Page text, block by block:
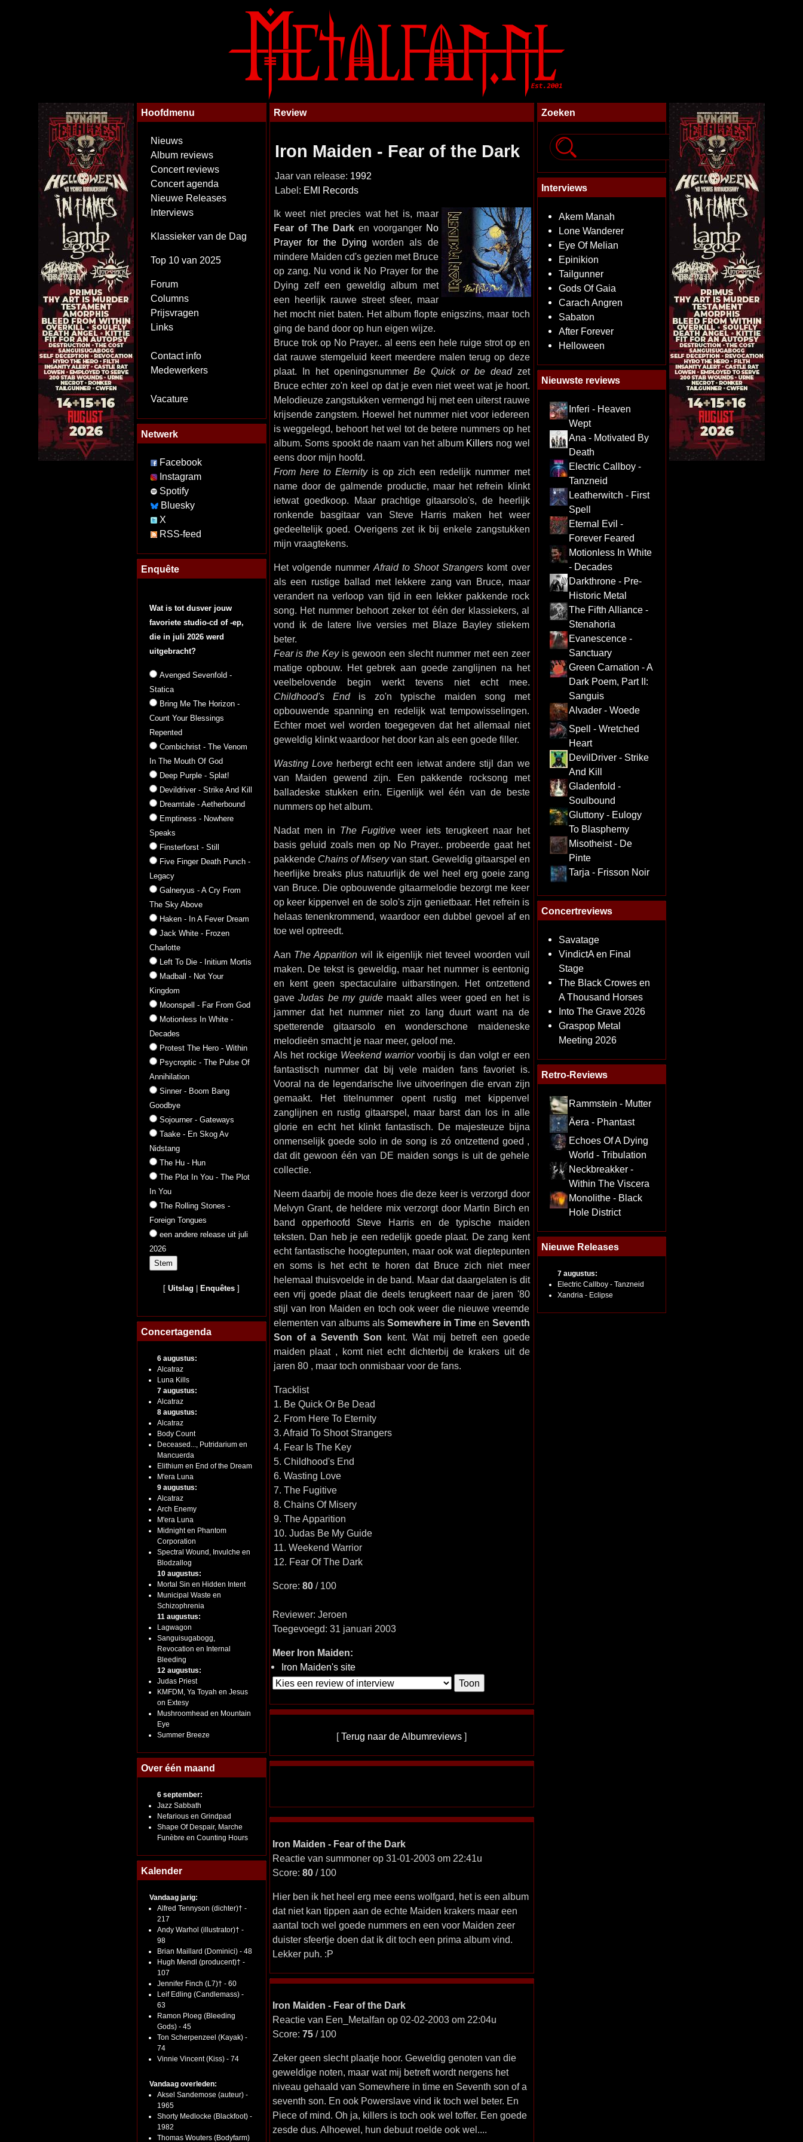
Hoofdmenu
Nieuws
Album reviews
Concert reviews
Concert agenda
Nieuwe Releases
Interviews
Klassieker van de Dag
Top 10 van 2025
Forum
Columns
Prijsvragen
Links
Contact info
Medewerkers
Vacature
Netwerk
Facebook
Instagram
Spotify
Bluesky
X
RSS-feed
Enquête
Wat is tot dusver jouw
favoriete studio-cd of -ep,
die in juli 2026 werd
uitgebracht?
Avenged Sevenfold -
Statica
Bring Me The Horizon -
Count Your Blessings
Repented
Combichrist - The Venom
In The Mouth Of God
Deep Purple - Splat!
Devildriver - Strike And Kill
Dreamtale - Aetherbound
Emptiness - Nowhere
Speaks
Finsterforst - Still
Five Finger Death Punch -
Legacy
Galneryus - A Cry From
The Sky Above
Haken - In A Fever Dream
Jack White - Frozen
Charlotte
Left To Die - Initium Mortis
Madball - Not Your
Kingdom
Moonspell - Far From God
Motionless In White -
Decades
Protest The Hero - Within
Psycroptic - The Pulse Of
Annihilation
Sinner - Boom Bang
Goodbye
Sojourner - Gateways
Taake - En Skog Av
Nidstang
The Hu - Hun
The Plot In You - The Plot
In You
The Rolling Stones -
Foreign Tongues
een andere release uit juli
2026
[Uitslag Enquêtes ]
Concertagenda
6 augustus:
Alcatraz
Luna Kills
7 augustus:
Alcatraz
8 augustus:
Alcatraz
Body Count
Deceased..., Putridarium en
Mancuerda
Elithium en End of the Dream
M'era Luna
9 augustus:
Alcatraz
Arch Enemy
M'era Luna
Midnight en Phantom
Corporation
Spectral Wound, Invulche en
Blodzallog
10 augustus:
Mortal Sin en Hidden Intent
Municipal Waste en
Schizophrenia
11 augustus:
Lagwagon
Sanguisugabogg,
Revocation en Internal
Bleeding
12 augustus:
Judas Priest
KMFDM, Ya Toyah en Jesus
on Extesy
Mushroomhead en Mountain
Eye
Summer Breeze
Over één maand
6 september:
Jazz Sabbath
Nefarious en Grindpad
Shape Of Despair, Marche
Funèbre en Counting Hours
Kalender
Vandaag jarig:
Alfred Tennyson (dichter)† -
217
Andy Warhol (illustrator)† -
98
Brian Maillard (Dominici) - 48
Hugh Mendl (producent)† -
107
Jennifer Finch (L7)† - 60
Leif Edling (Candlemass) -
63
Ramon Ploeg (Bleeding
Gods) - 45
Ton Scherpenzeel (Kayak) -
74
Vinnie Vincent (Kiss) - 74
Vandaag overleden:
Aksel Sandemose (auteur) -
1965
Shorty Medlocke (Blackfoot) -
1982
Thomas Wouters (Bodyfarm)
Review
Iron Maiden - Fear of the Dark
Jaar van release: 1992
Label: EMI Records
Ik weet niet precies wat het is, maar
Fear of The Darken voorganger No
Prayer for the Dying worden als de
mindere Maiden cd's gezien met Bruce
op zang. Nu vond ik No Prayer for the
Dying zelf een geweldig album met
een heerlijk rauwe street sfeer, maar
het mocht niet baten. Het album flopte enigszins, maar toch
ging de band door op hun eigen wijze.
Bruce trok op No Prayer.. al eens een hele ruige strot op en
dat rauwe stemgeluid keert meerdere malen terug op deze
plaat. In het openingsnummer Be Quick or be deadzet
Bruce echter zo'n keel op dat je even niet weet wat je hoort.
Melodieuze zangstukken vermengd hij met een uiterst rauwe
krijsende zangstem. Hoewel het nummer niet voor iedereen
is weggelegd, behoort het wel tot de betere nummers op het
album. Soms spookt de naam van het album Killers nog wel
eens door mijn hoofd.
From here to Eternityis op zich een redelijk nummer met
name door de galmende productie, maar het refrein klinkt
ietwat goedkoop. Maar prachtige gitaarsolo's, de heerlijk
ronkende basgitaar van Steve Harris maken het weer
gedeeltelijk goed. Overigens zet ik bij enkele zangstukken
mijn vraagtekens.
Het volgende nummer Afraid to Shoot Strangers komt over
als een rustige ballad met lekkere zang van Bruce, maar
verandert na verloop van tijd in een lekker pakkende rock
song. Het nummer behoort zeker tot één der klassiekers, al
vond ik de latere live versies met Blaze Bayley stiekem
beter.
Fear is the Keyis gewoon een slecht nummer met een zeer
matige opbouw. Het gebrek aan goede zanglijnen na het
veelbelovende begin werkt tevens niet echt mee.
Childhood's Endis zo'n typische maiden song met
opbouwende spanning en redelijk wat tempowisselingen.
Echter moet wel worden toegegeven dat het allemaal niet
geweldig klinkt waardoor het door kan als een goede filler.
Wasting Loveherbergt echt een ietwat andere stijl dan we
van Maiden gewend zijn. Een pakkende rocksong met
balladeske stukken erin. Eigenlijk wel één van de beste
nummers op het album.
Nadat men in The Fugitiveweer iets terugkeert naar het
basis geluid zoals men op No Prayer.. probeerde gaat het
pakkende Chains of Miseryvan start. Geweldig gitaarspel en
heerlijke breaks plus natuurlijk de wel heel erg goeie zang
van Bruce. Die opbouwende gitaarmelodie bezorgt me keer
op keer kippenvel en de solo's zijn genietbaar. Het refrein is
helaas tenenkrommend, waardoor een dubbel gevoel af en
toe wel optreedt.
Aan The Apparition wil ik eigenlijk niet teveel woorden vuil
maken. De tekst is geweldig, maar het nummer is eentonig
en kent geen spectaculaire uitbarstingen. Het ontzettend
gaveJudas be my guidemaakt alles weer goed en het is
jammer dat het nummer niet zo lang duurt want na de
spetterende gitaarsolo en wonderschone maideneske
melodieën smacht je naar meer, geloof me.
Als het rockige Weekend warriorvoorbij is dan volgt er een
fantastisch nummer dat bij vele maiden fans favoriet is.
Vooral na de legendarische live uitvoeringen die ervan zijn
gemaakt. Het titelnummer opent rustig met kippenvel
zanglijnen en rustig gitaarspel, maar barst dan los in alle
glorie en echt het klinkt fantastisch. De majesteuze bijna
onmenselijk goede solo in de song is zó ontzettend goed ,
dat dit gewoon één van DE maiden songs is uit de gehele
collectie.
Neem daarbij de mooie hoes die deze keer is verzorgd door
Melvyn Grant, de heldere mix verzorgt door Martin Birch en
band opperhoofd Steve Harris en de typische maiden
teksten. Dan heb je een redelijk goede plaat. De zang kent
echt fantastische hoogtepunten, maar ook wat dieptepunten
en soms is het echt te horen dat Bruce zich niet meer
helemaal thuisvoelde in de band. Maar dat daargelaten is dit
een vrij goede plaat die deels terugkeert naar de jaren '80
stijl van Iron Maiden en toch ook weer die nieuwe vreemde
elementen van albums als Somewhere in Time en Seventh
Son of a Seventh Son kent. Wat mij betreft een goede
maiden plaat , komt niet echt dichterbij de krakers uit de
jaren 80 , maar toch onmisbaar voor de fans.
Tracklist
1. Be Quick Or Be Dead
2. From Here To Eternity
3. Afraid To Shoot Strangers
4. Fear Is The Key
5. Childhood's End
6. Wasting Love
7. The Fugitive
8. Chains Of Misery
9. The Apparition
10. Judas Be My Guide
11. Weekend Warrior
12. Fear Of The Dark
Score: 80/ 100
Reviewer: Jeroen
Toegevoegd: 31 januari 2003
Meer Iron Maiden:
Iron Maiden's site
[Terug naar de Albumreviews ]
Iron Maiden - Fear of the Dark
Reactie van summoner op 31-01-2003 om 22:41u
Score: 80/ 100
Hier ben ik het heel erg mee eens wolfgard, het is een album
dat niet kan tippen aan de echte Maiden krakers maar een
aantal toch wel goede nummers en een voor Maiden zeer
duister sfeertje doen dat ik dit toch een prima album vind.
Lekker puh. :P
Iron Maiden - Fear of the Dark
Reactie van Een_Metalfan op 02-02-2003 om 22:04u
Score: 75/ 100
Zeker geen slecht plaatje hoor. Geweldig genoten van die
geweldige noten, maar wat mij betreft wordt nergens het
niveau gehaald van Somewhere in time en Seventh son of a
seventh son. En ook Powerslave vind ik toch wel beter. En
Piece of mind. Oh ja, killers is toch ook wel toffer. Een goede
zesde dus. Alhoewel, hun debuut roelde ook wel....
Zoeken
Interviews
Akem Manah
Lone Wanderer
Eye Of Melian
Epinikion
Tailgunner
Gods Of Gaia
Carach Angren
Sabaton
After Forever
Helloween
Nieuwste reviews
Inferi - Heaven
Wept
Ana - Motivated By
Death
Electric Callboy -
Tanzneid
Leatherwitch - First
Spell
Eternal Evil -
Forever Feared
Motionless In White
- Decades
Darkthrone - Pre-
Historic Metal
The Fifth Alliance -
Stenahoria
Evanescence -
Sanctuary
Green Carnation - A
Dark Poem, Part II:
Sanguis
Alvader - Woede
Spell - Wretched
Heart
DevilDriver - Strike
And Kill
Gladenfold -
Soulbound
Gluttony - Eulogy
To Blasphemy
Misotheist - De
Pinte
Tarja - Frisson Noir
Concertreviews
Savatage
VindictA en Final
Stage
The Black Crowes en
A Thousand Horses
Into The Grave 2026
Graspop Metal
Meeting 2026
Retro-Reviews
Rammstein - Mutter
Äera - Phantast
Echoes Of A Dying
World - Tribulation
Neckbreakker -
Within The Viscera
Monolithe - Black
Hole District
Nieuwe Releases
7 augustus:
Electric Callboy - Tanzneid
Xandria - Eclipse